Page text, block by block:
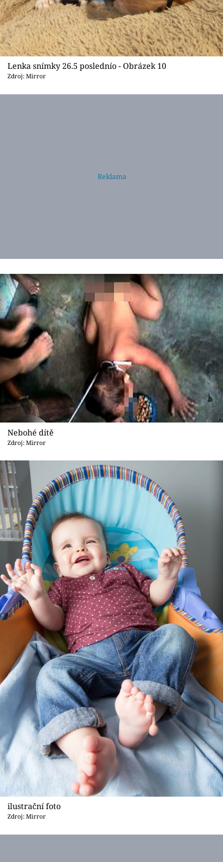
Lenka snímky 26.5 poslednío - Obrázek 10
Zdroj: Mirror
Nebohé dítě
Zdroj: Mirror
ilustrační foto
Zdroj: Mirror